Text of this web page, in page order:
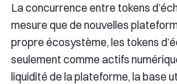
La concurrence entre tokens
mesure que de nouvelles
propre écosystème, les tokens
seulement comme actifs
liquidité de la plateforme, la base